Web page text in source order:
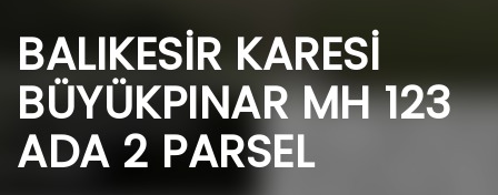
BALIKESİR KARESİ
BÜYÜKPINAR MH 123
ADA 2 PARSEL